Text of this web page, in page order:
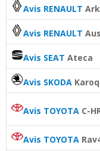
Avis RENAULT
Avis RENAULT
Avis SEAT Ateca
Avis SKODA Karoq
Avis TOYOTA C-
Avis TOYOTA